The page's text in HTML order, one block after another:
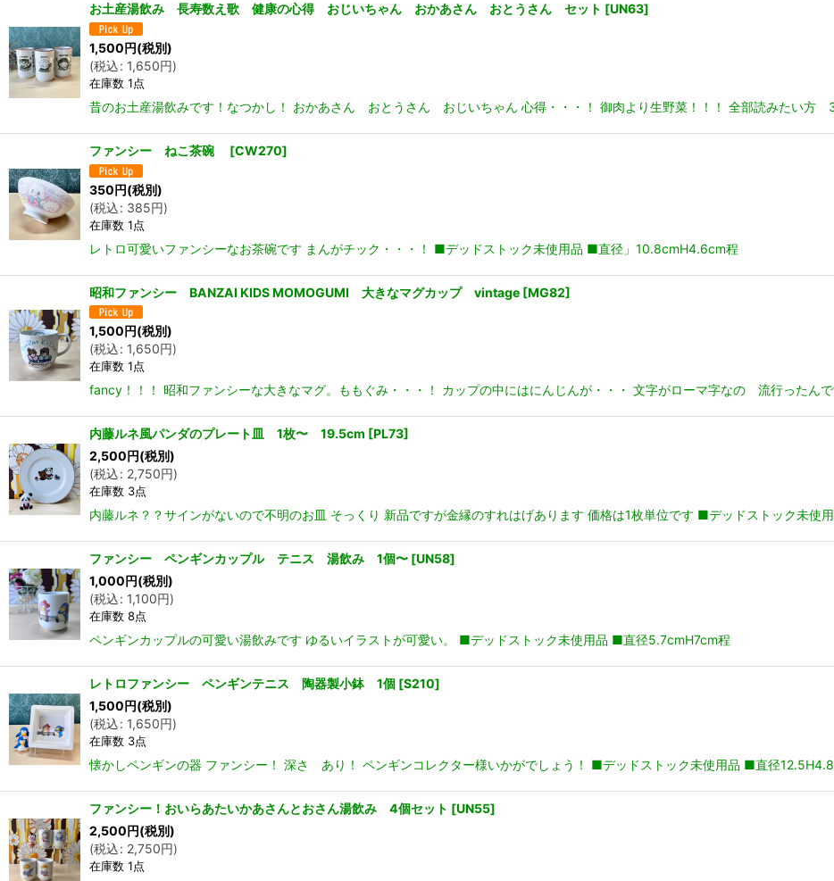
お土産湯飲み 長寿数え歌 健康の心得 おじいちゃん おかあさん おとうさん セット [UN63]
1,500円(税別)
(税込: 1,650円)
在庫数 1点
昔のお土産湯飲みです！なつかし！ おかあさん おとうさん おじいちゃん 心得・・・！ 御肉より生野菜！！！ 全部読みたい方
ファンシー ねこ茶碗 [CW270]
350円(税別)
(税込: 385円)
在庫数 1点
レトロ可愛いファンシーなお茶碗です まんがチック・・・！ ■デッドストック未使用品 ■直径」10.8cmH4.6cm程
昭和ファンシー BANZAI KIDS MOMOGUMI 大きなマグカップ vintage [MG82]
1,500円(税別)
(税込: 1,650円)
在庫数 1点
fancy！！！ 昭和ファンシーな大きなマグ。ももぐみ・・・！ カップの中にはにんじんが・・・ 文字がローマ字なの 流行ったん
内藤ルネ風パンダのプレート皿 1枚〜 19.5cm [PL73]
2,500円(税別)
(税込: 2,750円)
在庫数 3点
内藤ルネ？？サインがないので不明のお皿 そっくり 新品ですが金縁のすれはげあります 価格は1枚単位です ■デッドストック未使
ファンシー ペンギンカップル テニス 湯飲み 1個〜 [UN58]
1,000円(税別)
(税込: 1,100円)
在庫数 8点
ペンギンカップルの可愛い湯飲みです ゆるいイラストが可愛い。 ■デッドストック未使用品 ■直径5.7cmH7cm程
レトロファンシー ペンギンテニス 陶器製小鉢 1個 [S210]
1,500円(税別)
(税込: 1,650円)
在庫数 3点
懐かしペンギンの器 ファンシー！ 深さ あり！ ペンギンコレクター様いかがでしょう！ ■デッドストック未使用品 ■直径
ファンシー！おいらあたいかあさんとおさん湯飲み 4個セット [UN55]
2,500円(税別)
(税込: 2,750円)
在庫数 1点